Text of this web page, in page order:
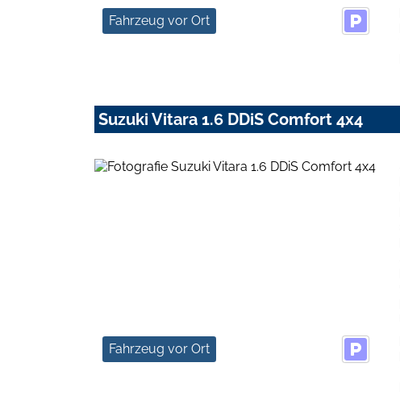
Fahrzeug vor Ort
Suzuki Vitara 1.6 DDiS Comfort 4x4
Fahrzeug vor Ort